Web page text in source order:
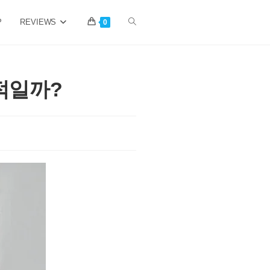
REVIEWS 0 Toggle
일까?